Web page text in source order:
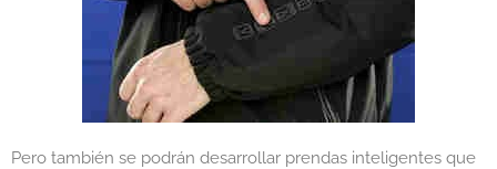
Pero también se podrán desarrollar prendas inteligentes que